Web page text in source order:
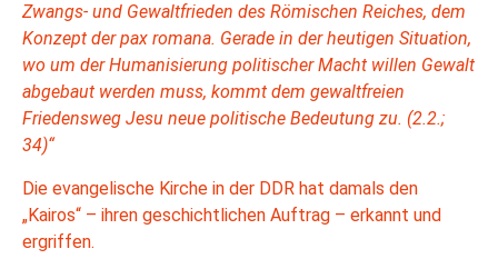
Zwangs- und Gewaltfrieden des Römischen Reiches, dem
Konzept der pax romana. Gerade in der heutigen Situation,
wo um der Humanisierung politischer Macht willen Gewalt
abgebaut werden muss, kommt dem gewaltfreien
Friedensweg Jesu neue politische Bedeutung zu. (2.2.;
34)“
Die evangelische Kirche in der DDR hat damals den
„Kairos“ – ihren geschichtlichen Auftrag – erkannt und
ergriffen.